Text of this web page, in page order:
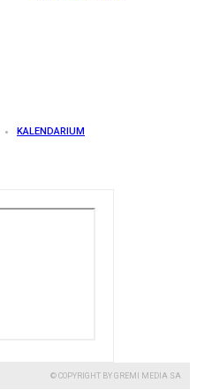
KALENDARIUM
© COPYRIGHT BY GREMI MEDIA SA